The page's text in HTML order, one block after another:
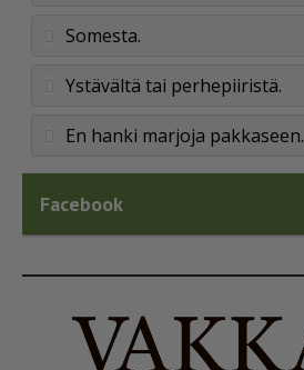
Somesta.
Ystävältä tai perhepiiristä.
En hanki marjoja pakkaseen.
Facebook